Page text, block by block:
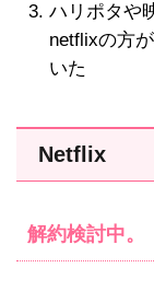
ハリポタや
netflixの方
いた
Netflix
解約検討中。